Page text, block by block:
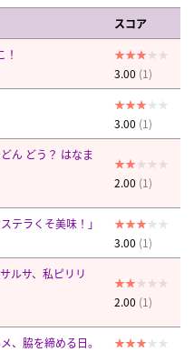
スコア
3.00 (1)
3.00 (1)
ん どう？ はなま
2.00 (1)
テラくそ美味！」
3.00 (1)
ルサ、私ピリリ
2.00 (1)
、脇を締める日。